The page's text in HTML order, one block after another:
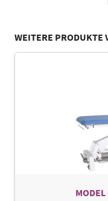
WEITERE PRODUKTE